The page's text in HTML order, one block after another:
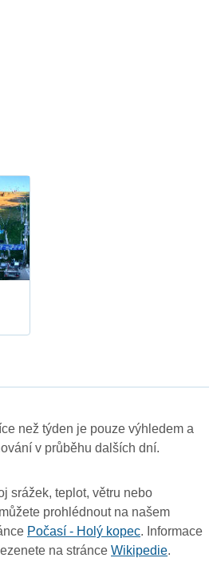
než týden je pouze výhledem a
v průběhu dalších dní.
srážek, teplot, větru nebo
prohlédnout na našem
Počasí - Holý kopec. Informace
na stránce Wikipedie.